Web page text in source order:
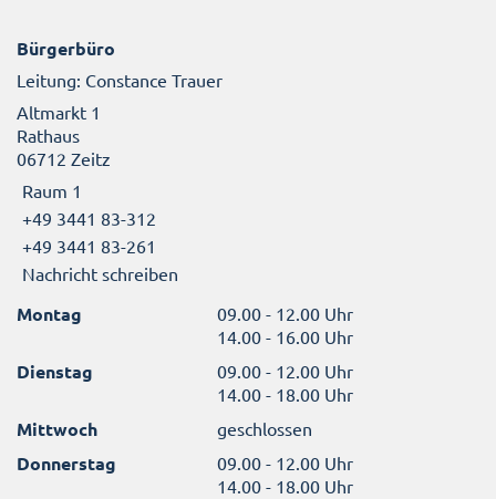
Bürgerbüro
Leitung: Constance Trauer
Altmarkt 1
Rathaus
06712 Zeitz
Raum 1
+49 3441 83-312
+49 3441 83-261
Nachricht schreiben
Montag
09.00 - 12.00 Uhr
14.00 - 16.00 Uhr
Dienstag
09.00 - 12.00 Uhr
14.00 - 18.00 Uhr
Mittwoch geschlossen
Donnerstag
09.00 - 12.00 Uhr
14.00 - 18.00 Uhr